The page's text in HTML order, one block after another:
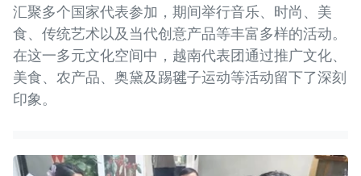
汇聚多个国家代表参加，期间举行音乐、时尚、美
食、传统艺术以及当代创意产品等丰富多样的活动。
在这一多元文化空间中，越南代表团通过推广文化、
美食、农产品、奥黛及踢毽子运动等活动留下了深刻
印象。